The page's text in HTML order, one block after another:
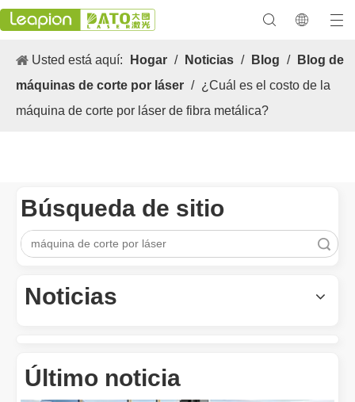
Usted está aquí: Hogar / Noticias / Blog /
Blog de
máquinas de corte por láser / ¿Cuál es el costo de la
máquina de corte por láser de fibra metálica?
Búsqueda de sitio
Noticias
Último noticia